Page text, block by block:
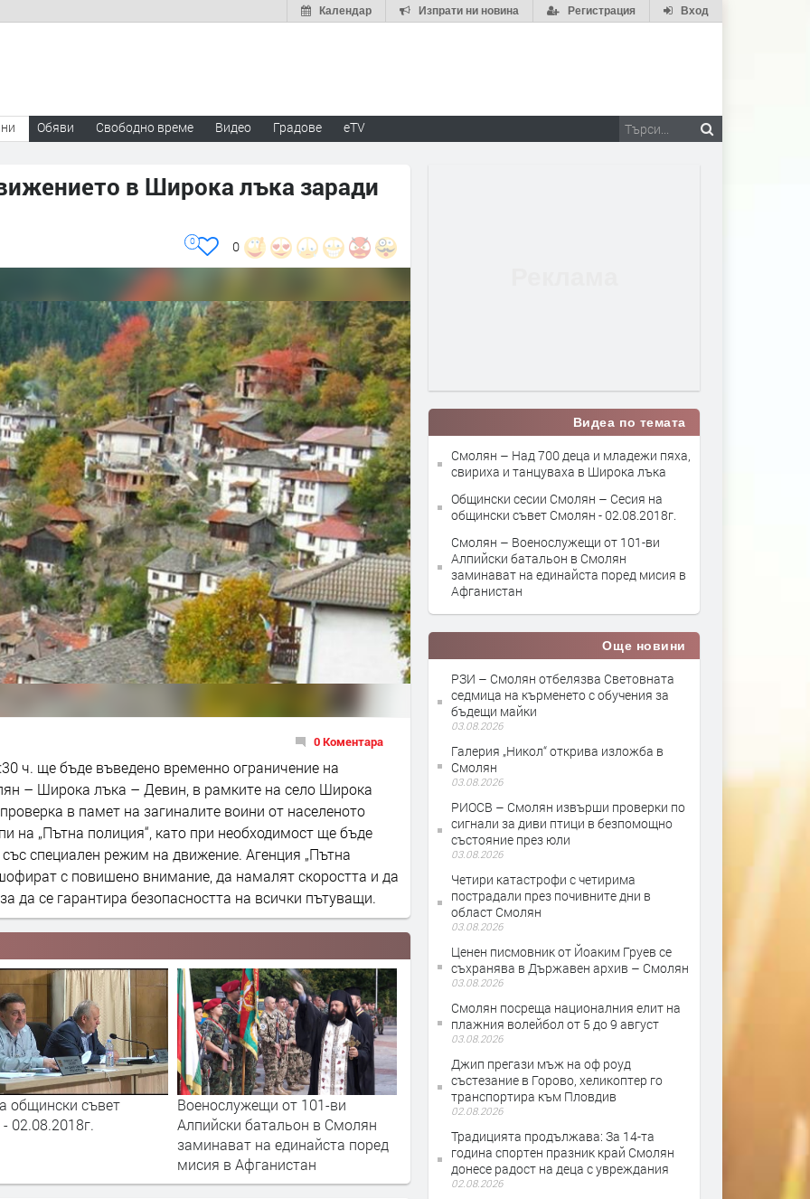
Вход
Регистрация
Изпрати ни новина
Календар
Обяви Свободно време Видео Градове eTV
в Широка лъка заради
0
0
0 Коментара
ч. ще бъде въведено временно ограничение на
– Широка лъка – Девин, в рамките на село Широка
в памет на загиналите воини от населеното
на „Пътна полиция“, като при необходимост ще бъде
специален режим на движение. Агенция „Пътна
с повишено внимание, да намалят скоростта и да
да се гарантира безопасността на всички пътуващи.
от 101-ви
батальон в Смолян
заминават на единайста поред
Пано от боб за Рекордите на
Гинес правят в родопското село
Смилян
Над 700 деца и младежи пяха,
лъка
Смолян -
Видеа по темата
Смолян – Над 700 деца и младежи пяха,
свириха и танцуваха в Широка лъка
Общински сесии Смолян – Сесия на
общински съвет Смолян - 02.08.2018г.
Смолян – Военослужещи от 101-ви
Алпийски батальон в Смолян
заминават на единайста поред мисия в
Афганистан
Още новини
РЗИ – Смолян отбелязва Световната
седмица на кърменето с обучения за
бъдещи майки
03.08.2026
Галерия „Никол“ открива изложба в
Смолян
03.08.2026
РИОСВ – Смолян извърши проверки по
сигнали за диви птици в безпомощно
състояние през юли
03.08.2026
Четири катастрофи с четирима
пострадали през почивните дни в
област Смолян
03.08.2026
Ценен писмовник от Йоаким Груев се
съхранява в Държавен архив – Смолян
03.08.2026
Смолян посреща националния елит на
плажния волейбол от 5 до 9 август
03.08.2026
Джип прегази мъж на оф роуд
състезание в Горово, хеликоптер го
транспортира към Пловдив
02.08.2026
Традицията продължава: За 14-та
година спортен празник край Смолян
донесе радост на деца с увреждания
02.08.2026